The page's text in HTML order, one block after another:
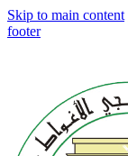
Skip to main content
footer